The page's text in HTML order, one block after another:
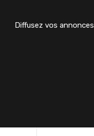
Diffusez vos annonces